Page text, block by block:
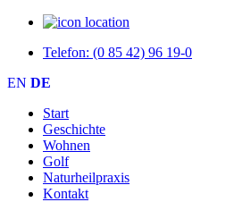
Telefon: (0 85 42) 96 19-0
EN DE
Start
Geschichte
Wohnen
Golf
Naturheilpraxis
Kontakt